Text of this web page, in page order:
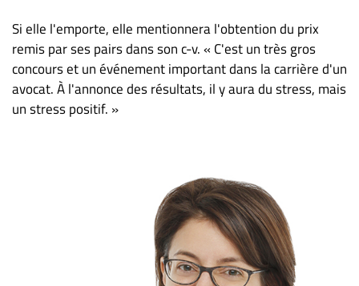
Si elle l'emporte, elle mentionnera l'obtention du prix
remis par ses pairs dans son c-v. « C'est un très gros
concours et un événement important dans la carrière d'un
avocat. À l'annonce des résultats, il y aura du stress, mais
un stress positif. »